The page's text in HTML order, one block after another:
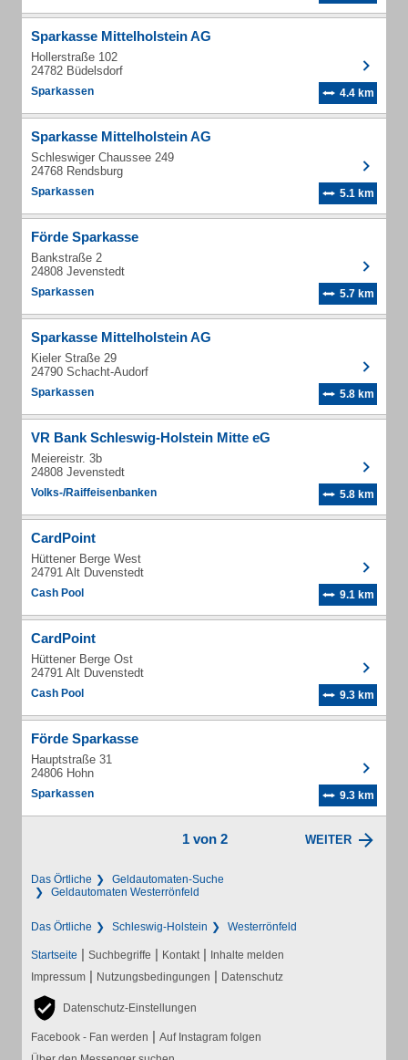
Sparkasse Mittelholstein AG
Hollerstraße 102
24782 Büdelsdorf
Sparkassen 4.4 km
Sparkasse Mittelholstein AG
Schleswiger Chaussee 249
24768 Rendsburg
Sparkassen 5.1 km
Förde Sparkasse
Bankstraße 2
24808 Jevenstedt
Sparkassen 5.7 km
Sparkasse Mittelholstein AG
Kieler Straße 29
24790 Schacht-Audorf
Sparkassen 5.8 km
VR Bank Schleswig-Holstein Mitte eG
Meiereistr. 3b
24808 Jevenstedt
Volks-/Raiffeisenbanken 5.8 km
CardPoint
Hüttener Berge West
24791 Alt Duvenstedt
Cash Pool 9.1 km
CardPoint
Hüttener Berge Ost
24791 Alt Duvenstedt
Cash Pool 9.3 km
Förde Sparkasse
Hauptstraße 31
24806 Hohn
Sparkassen 9.3 km
1 von 2 WEITER
Das Örtliche
Geldautomaten-Suche
Geldautomaten Westerrönfeld
Das Örtliche Schleswig-Holstein Westerrönfeld
Startseite | Suchbegriffe | Kontakt | Inhalte melden
Impressum | Nutzungsbedingungen | Datenschutz
Datenschutz-Einstellungen
Facebook - Fan werden | Auf Instagram folgen